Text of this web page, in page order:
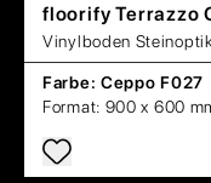
floorify Terrazzo
Vinylboden
Farbe: Ceppo F027
Format: 900 x 600